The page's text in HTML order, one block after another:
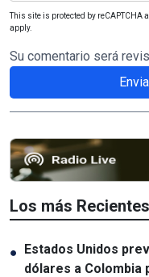
This site is protected by reCAPTCHA
apply.
Su comentario será
Los más Recientes
● Estados Unidos
dólares a Colombia